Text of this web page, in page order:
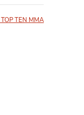
TOP TEN MMA